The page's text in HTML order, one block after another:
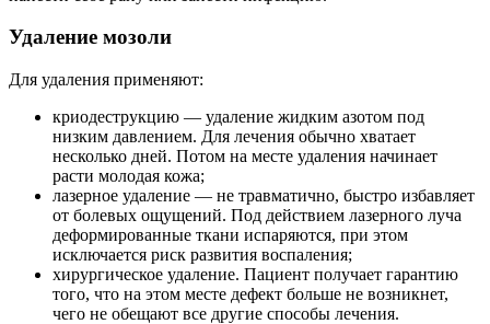
Удаление мозоли
Для удаления применяют:
криодеструкцию — удаление жидким азотом под
низким давлением. Для лечения обычно хватает
несколько дней. Потом на месте удаления начинает
расти молодая кожа;
лазерное удаление — не травматично, быстро избавляет
от болевых ощущений. Под действием лазерного луча
деформированные ткани испаряются, при этом
исключается риск развития воспаления;
хирургическое удаление. Пациент получает гарантию
того, что на этом месте дефект больше не возникнет,
чего не обещают все другие способы лечения.